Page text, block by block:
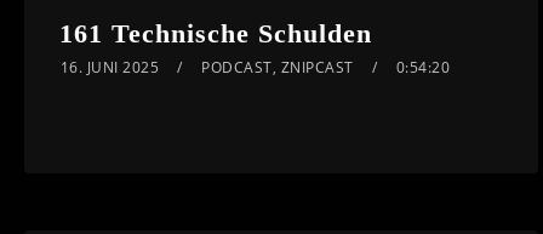
161 Technische Schulden
16. JUNI 2025 PODCAST, ZNIPCAST 0:54:20